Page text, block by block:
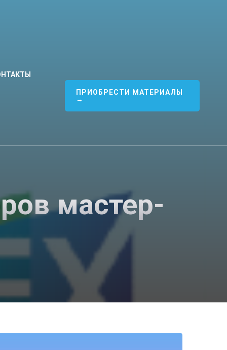
ПРИОБРЕСТИ МАТЕРИАЛЫ
→
мастер-